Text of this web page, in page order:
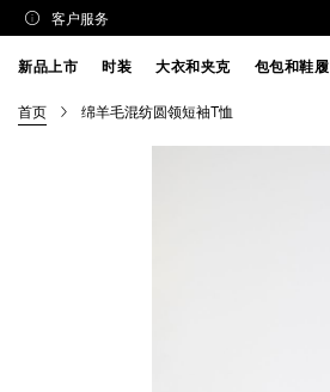
客户服务
新品上市 时装 大衣和夹克 包包和鞋履
首页 绵羊毛混纺圆领短袖T恤